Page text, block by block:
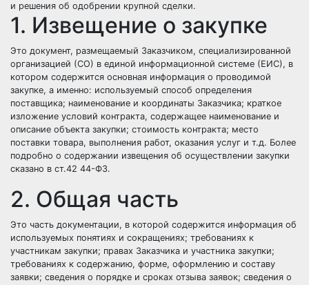
и решения об одобрении крупной сделки.
1. Извещение о закупке
Это документ, размещаемый Заказчиком, специализированной
организацией (СО) в единой информационной системе (ЕИС), в
котором содержится основная информация о проводимой
закупке, а именно: используемый способ определения
поставщика; наименование и координаты Заказчика; краткое
изложение условий контракта, содержащее наименование и
описание объекта закупки; стоимость контракта; место
поставки товара, выполнения работ, оказания услуг и т.д. Более
подробно о содержании извещения об осуществлении закупки
сказано в ст.42 44-ФЗ.
2. Общая часть
Это часть документации, в которой содержится информация об
используемых понятиях и сокращениях; требованиях к
участникам закупки; правах Заказчика и участника закупки;
требованиях к содержанию, форме, оформлению и составу
заявки; сведения о порядке и сроках отзыва заявок; сведения о